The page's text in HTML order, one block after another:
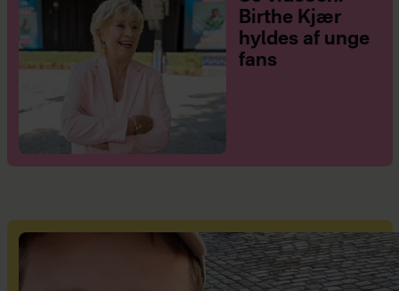
Birthe Kjær
hyldes af unge
fans